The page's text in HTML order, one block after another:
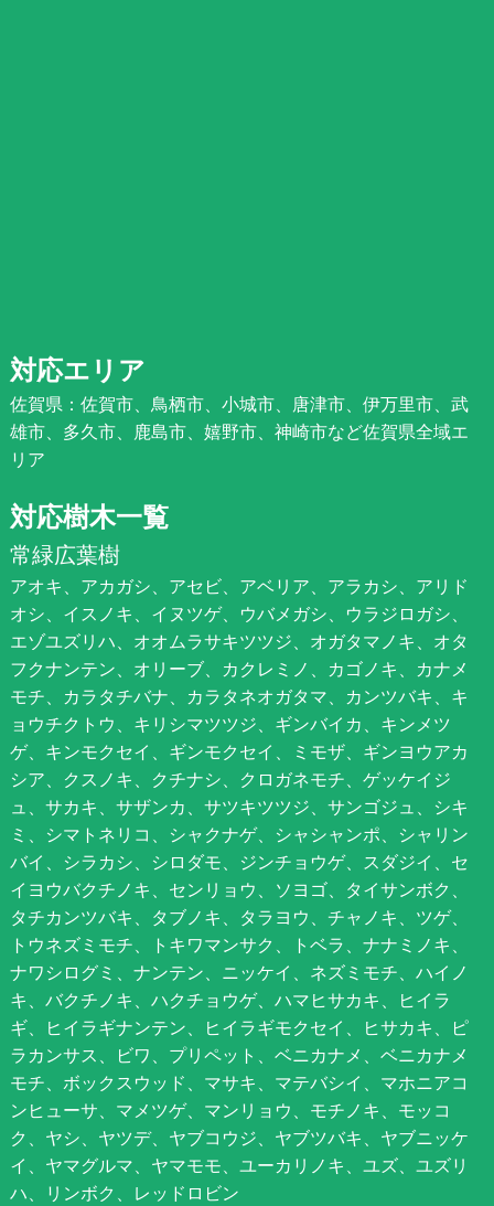
対応エリア
佐賀県：佐賀市、鳥栖市、小城市、唐津市、伊万里市、武
雄市、多久市、鹿島市、嬉野市、神崎市など佐賀県全域エ
リア
対応樹木一覧
常緑広葉樹
アオキ、アカガシ、アセビ、アベリア、アラカシ、アリド
オシ、イスノキ、イヌツゲ、ウバメガシ、ウラジロガシ、
エゾユズリハ、オオムラサキツツジ、オガタマノキ、オタ
フクナンテン、オリーブ、カクレミノ、カゴノキ、カナメ
モチ、カラタチバナ、カラタネオガタマ、カンツバキ、キ
ョウチクトウ、キリシマツツジ、ギンバイカ、キンメツ
ゲ、キンモクセイ、ギンモクセイ、ミモザ、ギンヨウアカ
シア、クスノキ、クチナシ、クロガネモチ、ゲッケイジ
ュ、サカキ、サザンカ、サツキツツジ、サンゴジュ、シキ
ミ、シマトネリコ、シャクナゲ、シャシャンポ、シャリン
バイ、シラカシ、シロダモ、ジンチョウゲ、スダジイ、セ
イヨウバクチノキ、センリョウ、ソヨゴ、タイサンボク、
タチカンツバキ、タブノキ、タラヨウ、チャノキ、ツゲ、
トウネズミモチ、トキワマンサク、トベラ、ナナミノキ、
ナワシログミ、ナンテン、ニッケイ、ネズミモチ、ハイノ
キ、バクチノキ、ハクチョウゲ、ハマヒサカキ、ヒイラ
ギ、ヒイラギナンテン、ヒイラギモクセイ、ヒサカキ、ピ
ラカンサス、ビワ、プリペット、ベニカナメ、ベニカナメ
モチ、ボックスウッド、マサキ、マテバシイ、マホニアコ
ンヒューサ、マメツゲ、マンリョウ、モチノキ、モッコ
ク、ヤシ、ヤツデ、ヤブコウジ、ヤブツバキ、ヤブニッケ
イ、ヤマグルマ、ヤマモモ、ユーカリノキ、ユズ、ユズリ
ハ、リンボク、レッドロビン